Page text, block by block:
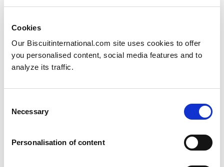
Cookies
Our Biscuitinternational.com site uses cookies to offer
you personalised content, social media features and to
analyze its traffic.
Selection
Necessary
Personalisation of content